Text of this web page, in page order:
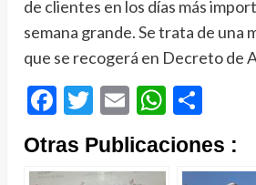
de clientes en los días más
semana grande. Se trata de una
que se recogerá en Decreto de
Facebook
Twitter
Email
Otras Publicaciones :